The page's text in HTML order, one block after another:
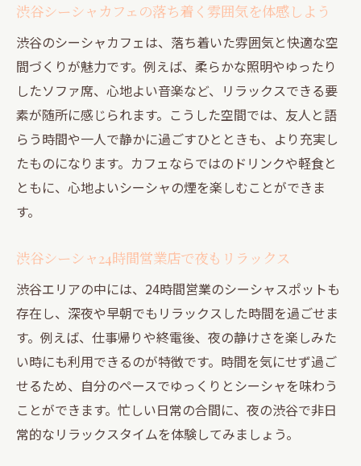
円山町で人気のシーシャスポットを徹底解
説
渋谷シーシャ円山町で叶う贅沢なリラック
ス空間
シーシャ初心者も安心できる円山町の裏道
体験
渋谷シーシャ個室利用に適した円山町店舗
のコツ
昼も夜も楽しめる渋谷シーシャ円山町の魅
力とは
昼も夜も楽しめる渋谷シーシャの魅力を解説
渋谷シーシャ昼と夜の違いを楽しみ尽くす
方法
昼間におすすめの渋谷シーシャカフェ特集
渋谷シーシャ24時間営業店で夜の癒し体験
渋谷シーシャカフェの落ち着く雰囲気を体感しよう
渋谷のシーシャカフェは、落ち着いた雰囲気と快適な空
間づくりが魅力です。例えば、柔らかな照明やゆったり
したソファ席、心地よい音楽など、リラックスできる要
素が随所に感じられます。こうした空間では、友人と語
らう時間や一人で静かに過ごすひとときも、より充実し
たものになります。カフェならではのドリンクや軽食と
ともに、心地よいシーシャの煙を楽しむことができま
す。
渋谷シーシャ24時間営業店で夜もリラックス
渋谷エリアの中には、24時間営業のシーシャスポットも
存在し、深夜や早朝でもリラックスした時間を過ごせま
す。例えば、仕事帰りや終電後、夜の静けさを楽しみた
い時にも利用できるのが特徴です。時間を気にせず過ご
せるため、自分のペースでゆっくりとシーシャを味わう
ことができます。忙しい日常の合間に、夜の渋谷で非日
常的なリラックスタイムを体験してみましょう。